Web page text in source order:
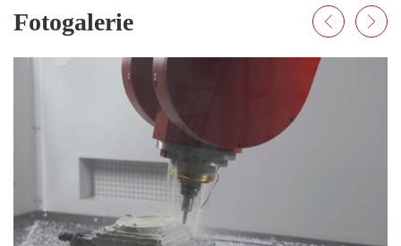
Fotogalerie